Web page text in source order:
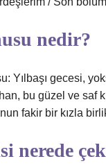
nedir?
Yılbaşı gecesi,
bu güzel ve
fakir bir kızla
nerede